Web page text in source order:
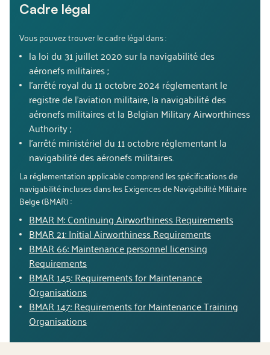
Cadre légal
Vous pouvez trouver le cadre légal dans :
la loi du 31 juillet 2020 sur la navigabilité des
aéronefs militaires ;
l'arrêté royal du 11 octobre 2024 réglementant le
registre de l'aviation militaire, la navigabilité des
aéronefs militaires et la Belgian Military Airworthiness
Authority ;
l'arrêté ministériel du 11 octobre réglementant la
navigabilité des aéronefs militaires.
La réglementation applicable comprend les spécifications de
navigabilité incluses dans les Exigences de Navigabilité Militaire
Belge (BMAR) :
BMAR M: Continuing Airworthiness Requirements
BMAR 21: Initial Airworthiness Requirements
BMAR 66: Maintenance personnel licensing
Requirements
BMAR 145: Requirements for Maintenance
Organisations
BMAR 147: Requirements for Maintenance Training
Organisations